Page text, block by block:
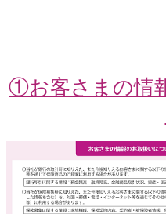
①お客さまの情